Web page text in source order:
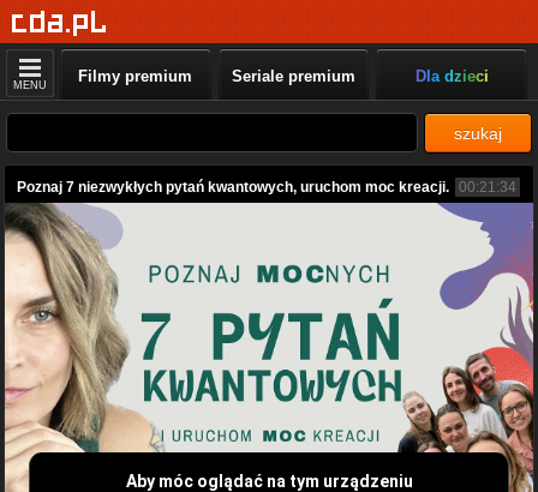
MENU Filmy premium Seriale premium Dla dzieci
szukaj
Poznaj 7 niezwykłych pytań kwantowych, uruchom moc kreacji. 00:21:34
Aby móc oglądać na tym urządzeniu